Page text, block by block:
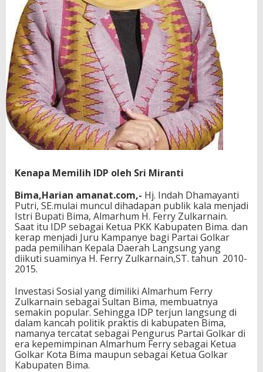
Kenapa Memilih IDP oleh Sri Miranti
Bima,Harian amanat.com,- Hj. Indah Dhamayanti
Putri, SE.mulai muncul dihadapan publik kala menjadi
Istri Bupati Bima, Almarhum H. Ferry Zulkarnain.
Saat itu IDP sebagai Ketua PKK Kabupaten Bima. dan
kerap menjadi Juru Kampanye bagi Partai Golkar
pada pemilihan Kepala Daerah Langsung yang
diikuti suaminya H. Ferry Zulkarnain,ST. tahun 2010-
2015.
Investasi Sosial yang dimiliki Almarhum Ferry
Zulkarnain sebagai Sultan Bima, membuatnya
semakin popular. Sehingga IDP terjun langsung di
dalam kancah politik praktis di kabupaten Bima,
namanya tercatat sebagai Pengurus Partai Golkar di
era kepemimpinan Almarhum Ferry sebagai Ketua
Golkar Kota Bima maupun sebagai Ketua Golkar
Kabupaten Bima.